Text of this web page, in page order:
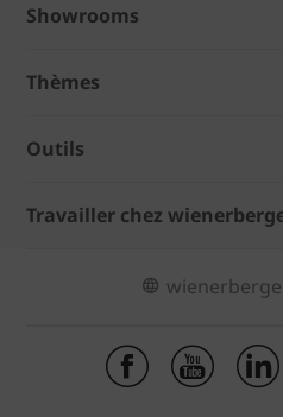
Showrooms
Thèmes
Outils
Travailler chez